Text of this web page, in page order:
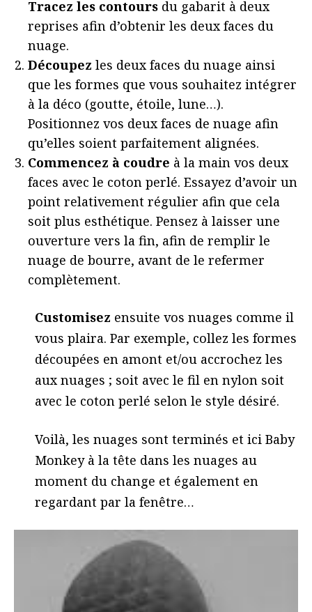
Tracez les contours du gabarit à deux
reprises afin d’obtenir les deux faces du
nuage.
Découpez les deux faces du nuage ainsi
que les formes que vous souhaitez intégrer
à la déco (goutte, étoile, lune…).
Positionnez vos deux faces de nuage afin
qu’elles soient parfaitement alignées.
Commencez à coudre à la main vos deux
faces avec le coton perlé. Essayez d’avoir un
point relativement régulier afin que cela
soit plus esthétique. Pensez à laisser une
ouverture vers la fin, afin de remplir le
nuage de bourre, avant de le refermer
complètement.
Customisez ensuite vos nuages comme il
vous plaira. Par exemple, collez les formes
découpées en amont et/ou accrochez les
aux nuages ; soit avec le fil en nylon soit
avec le coton perlé selon le style désiré.
Voilà, les nuages sont terminés et ici Baby
Monkey à la tête dans les nuages au
moment du change et également en
regardant par la fenêtre…